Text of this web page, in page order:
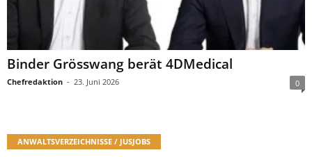
Binder Grösswang berät 4DMedical
Chefredaktion - 23. Juni 2026 0
ANWALTSVERZEICHNISSE / JUSJOBS